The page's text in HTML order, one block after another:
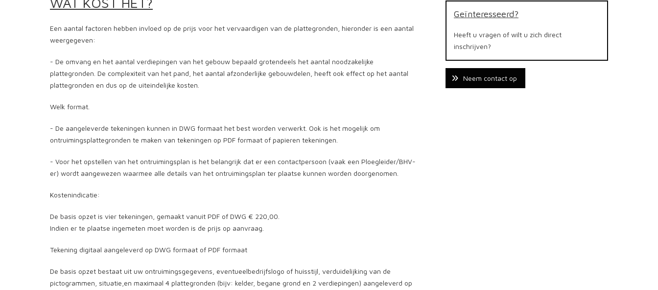
Een aantal factoren hebben invloed op de prijs voor het vervaardigen van de plattegronden, hieronder is een aantal
weergegeven:
- De omvang en het aantal verdiepingen van het gebouw bepaald grotendeels het aantal noodzakelijke
plattegronden. De complexiteit van het pand, het aantal afzonderlijke gebouwdelen, heeft ook effect op het aantal
plattegronden en dus op de uiteindelijke kosten.
Welk format.
- De aangeleverde tekeningen kunnen in DWG formaat het best worden verwerkt. Ook is het mogelijk om
ontruimingsplattegronden te maken van tekeningen op PDF formaat of papieren tekeningen.
- Voor het opstellen van het ontruimingsplan is het belangrijk dat er een contactpersoon (vaak een Ploegleider/BHV-
er) wordt aangewezen waarmee alle details van het ontruimingsplan ter plaatse kunnen worden doorgenomen.
Kostenindicatie:
De basis opzet is vier tekeningen, gemaakt vanuit PDF of DWG € 220,00.
Indien er te plaatse ingemeten moet worden is de prijs op aanvraag.
Tekening digitaal aangeleverd op DWG formaat of PDF formaat
De basis opzet bestaat uit uw ontruimingsgegevens, eventueelbedrijfslogo of huisstijl, verduidelijking van de
pictogrammen, situatie,en maximaal 4 plattegronden (bijv: kelder, begane grond en 2 verdiepingen) aangeleverd op
Geïnteresseerd?
Heeft u vragen of wilt u zich direct
inschrijven?
Neem contact op